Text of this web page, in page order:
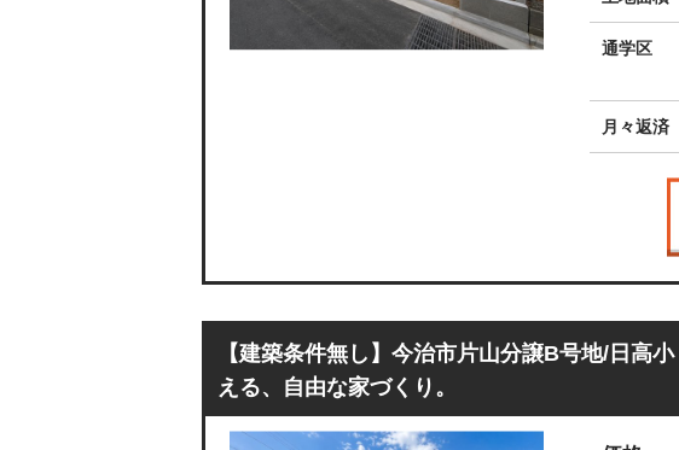
通学区
月々返済
【建築条件無し】今治市片山分譲B号地/日
える、自由な家づくり。